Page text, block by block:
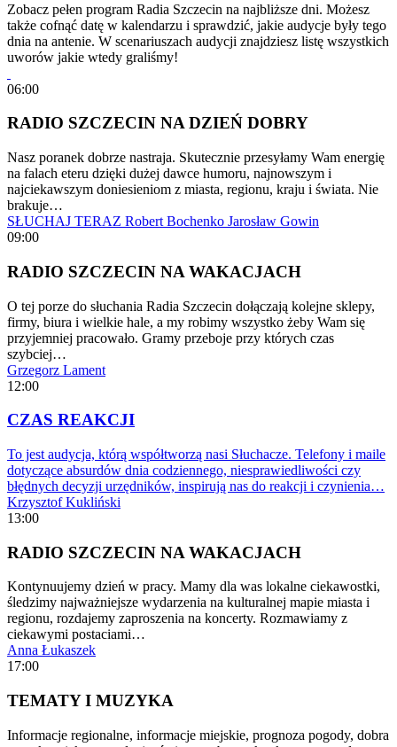
Zobacz pełen program Radia Szczecin na najbliższe dni. Możesz
także cofnąć datę w kalendarzu i sprawdzić, jakie audycje były tego
dnia na antenie. W scenariuszach audycji znajdziesz listę wszystkich
uworów jakie wtedy graliśmy!
06:00
RADIO SZCZECIN NA DZIEŃ DOBRY
Nasz poranek dobrze nastraja. Skutecznie przesyłamy Wam energię
na falach eteru dzięki dużej dawce humoru, najnowszym i
najciekawszym doniesieniom z miasta, regionu, kraju i świata. Nie
brakuje…
SŁUCHAJ TERAZ Robert Bochenko Jarosław Gowin
09:00
RADIO SZCZECIN NA WAKACJACH
O tej porze do słuchania Radia Szczecin dołączają kolejne sklepy,
firmy, biura i wielkie hale, a my robimy wszystko żeby Wam się
przyjemniej pracowało. Gramy przeboje przy których czas
szybciej…
Grzegorz Lament
12:00
CZAS REAKCJI
To jest audycja, którą współtworzą nasi Słuchacze. Telefony i maile
dotyczące absurdów dnia codziennego, niesprawiedliwości czy
błędnych decyzji urzędników, inspirują nas do reakcji i czynienia…
Krzysztof Kukliński
13:00
RADIO SZCZECIN NA WAKACJACH
Kontynuujemy dzień w pracy. Mamy dla was lokalne ciekawostki,
śledzimy najważniejsze wydarzenia na kulturalnej mapie miasta i
regionu, rozdajemy zaproszenia na koncerty. Rozmawiamy z
ciekawymi postaciami…
Anna Łukaszek
17:00
TEMATY I MUZYKA
Informacje regionalne, informacje miejskie, prognoza pogody, dobra